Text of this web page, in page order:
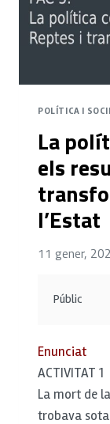
POLÍTICA I
La
els
l’Estat
11 gener,
Públic
Enunciat
ACTIVITAT 1
La mort de
trobava